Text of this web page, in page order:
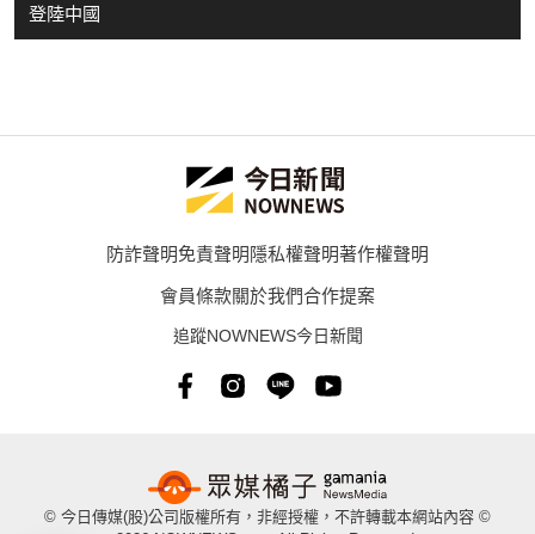
登陸中國
防詐聲明免責聲明隱私權聲明著作權聲明
會員條款關於我們合作提案
追蹤NOWNEWS今日新聞
© 今日傳媒(股)公司版權所有，非經授權，不許轉載本網站內容 ©